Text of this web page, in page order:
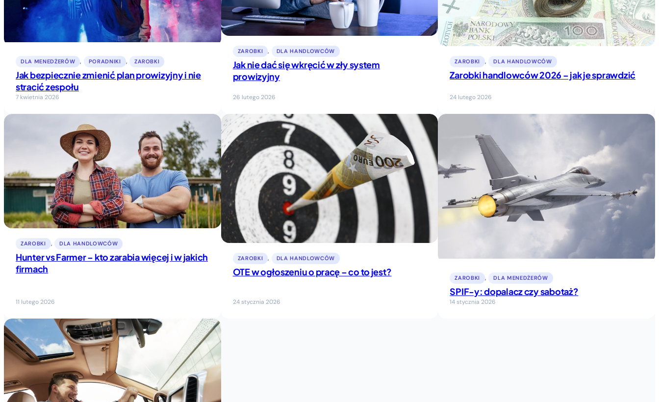
DLA MENEDŻERÓW , PORADNIKI , ZAROBKI
Jak bezpiecznie zmienić plan prowizyjny i nie
stracić zespołu
7 kwietnia 2026
ZAROBKI , DLA HANDLOWCÓW
Jak nie dać się wkręcić w zły system
prowizyjny
26 lutego 2026
ZAROBKI , DLA HANDLOWCÓW
Zarobki handlowców 2026 – jak je sprawdzić
24 lutego 2026
ZAROBKI , DLA HANDLOWCÓW
Hunter vs Farmer – kto zarabia więcej i w jakich
firmach
11 lutego 2026
ZAROBKI , DLA HANDLOWCÓW
OTE w ogłoszeniu o pracę – co to jest?
24 stycznia 2026
ZAROBKI , DLA MENEDŻERÓW
SPIF-y: dopalacz czy sabotaż?
14 stycznia 2026